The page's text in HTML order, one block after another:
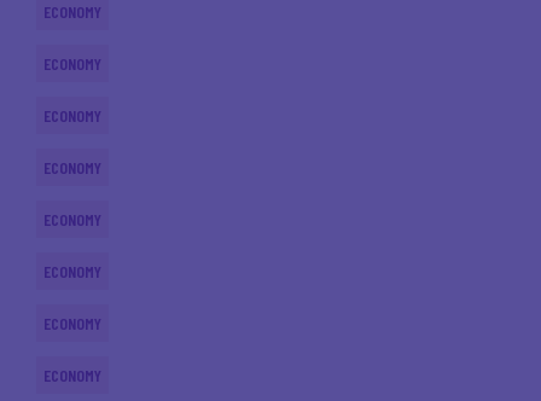
ECONOMY
ECONOMY
ECONOMY
ECONOMY
ECONOMY
ECONOMY
ECONOMY
ECONOMY